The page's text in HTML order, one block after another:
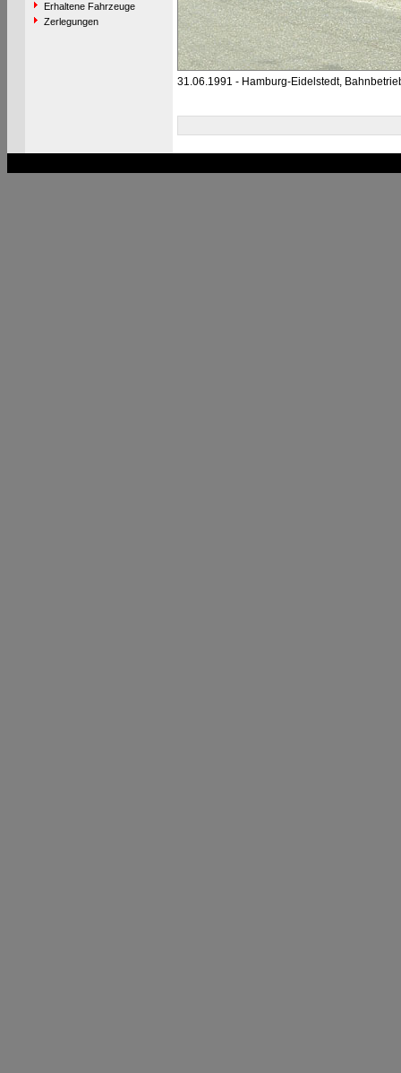
Erhaltene Fahrzeuge
Zerlegungen
31.06.1991 - Hamburg-Eidelstedt,